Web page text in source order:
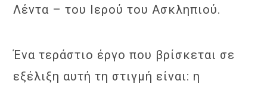
Λέντα – του Ιερού του Ασκληπιού.
Ένα τεράστιο έργο που βρίσκεται σε
εξέλιξη αυτή τη στιγμή είναι: η